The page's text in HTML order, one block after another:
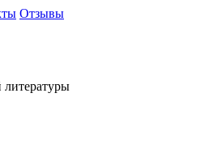
Отзывы
литературы